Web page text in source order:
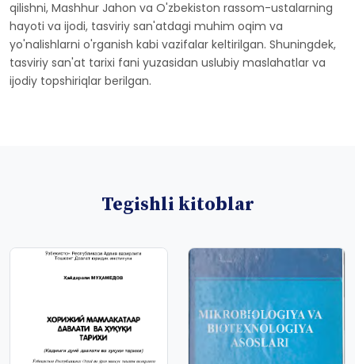
qilishni, Mashhur Jahon va O'zbekiston rassom-ustalarning
hayoti va ijodi, tasviriy san'atdagi muhim oqim va
yo'nalishlarni o'rganish kabi vazifalar keltirilgan. Shuningdek,
tasviriy san'at tarixi fani yuzasidan uslubiy maslahatlar va
ijodiy topshiriqlar berilgan.
Tegishli kitoblar